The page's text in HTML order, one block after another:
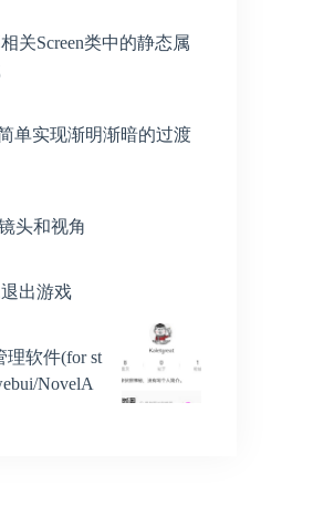
关Screen类中的静态属
单实现渐明渐暗的过渡
头和视角
出游戏
理软件(for st
NovelA